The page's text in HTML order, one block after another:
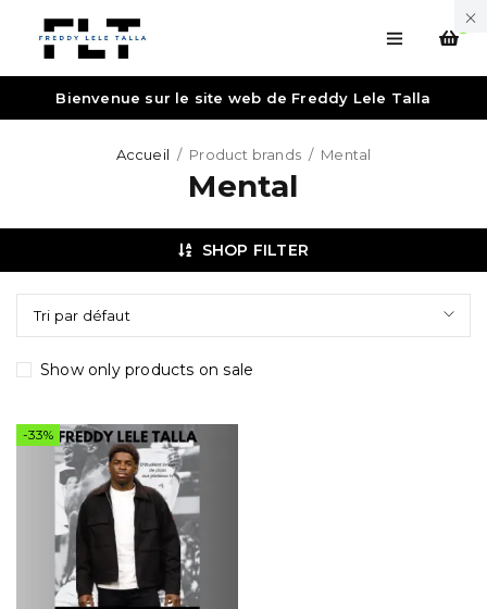
0
Bienvenue sur le site web de Freddy Lele Talla
Accueil / Product brands / Mental
Mental
SHOP FILTER
Tri par défaut
Show only products on sale
-33%